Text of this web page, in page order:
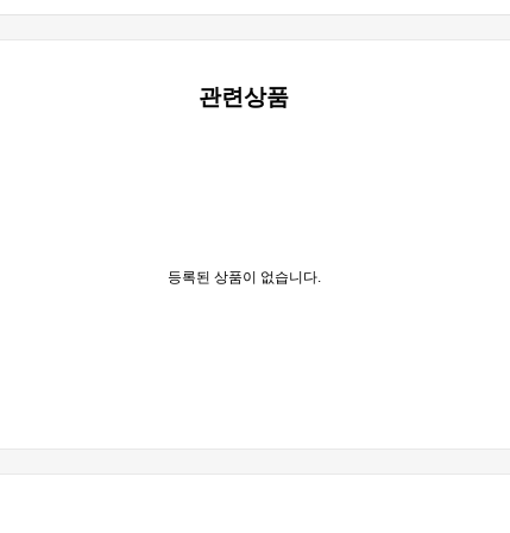
관련상품
등록된 상품이 없습니다.